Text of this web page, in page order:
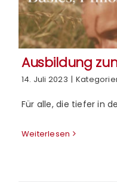
Ausbildung
14. Juli 2023 |
Für alle, die tiefer in
Weiterlesen